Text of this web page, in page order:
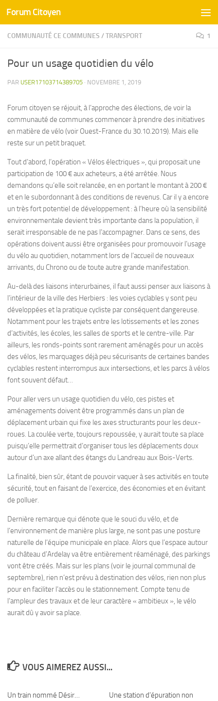
Skip to content
Forum Citoyen
COMMUNAUTÉ CE COMMUNES /TRANSPORT 1
Pour un usage quotidien du vélo
PAR USER17103714389705 · NOVEMBRE 1, 2019
Forum citoyen se réjouit, à l’approche des élections, de voir la
communauté de communes commencer à prendre des initiatives
en matière de vélo (voir Ouest-France du 30.10.2019). Mais elle
reste sur un petit braquet.
Tout d’abord, l’opération « Vélos électriques », qui proposait une
participation de 100 € aux acheteurs, a été arrêtée. Nous
demandons qu’elle soit relancée, en en portant le montant à 200 €
et en le subordonnant à des conditions de revenus. Car il y a encore
un très fort potentiel de développement : à l’heure où la sensibilité
environnementale devient très importante dans la population, il
serait irresponsable de ne pas l’accompagner. Dans ce sens, des
opérations doivent aussi être organisées pour promouvoir l’usage
du vélo au quotidien, notamment lors de l’accueil de nouveaux
arrivants, du Chrono ou de toute autre grande manifestation.
Au-delà des liaisons interurbaines, il faut aussi penser aux liaisons à
l’intérieur de la ville des Herbiers : les voies cyclables y sont peu
développées et la pratique cycliste par conséquent dangereuse.
Notamment pour les trajets entre les lotissements et les zones
d’activités, les écoles, les salles de sports et le centre-ville. Par
ailleurs, les ronds-points sont rarement aménagés pour un accès
des vélos, les marquages déjà peu sécurisants de certaines bandes
cyclables restent interrompus aux intersections, et les parcs à vélos
font souvent défaut…
Pour aller vers un usage quotidien du vélo, ces pistes et
aménagements doivent être programmés dans un plan de
déplacement urbain qui fixe les axes structurants pour les deux-
roues. La coulée verte, toujours repoussée, y aurait toute sa place
puisqu’elle permettrait d’organiser tous les déplacements doux
autour d’un axe allant des étangs du Landreau aux Bois-Verts.
La finalité, bien sûr, étant de pouvoir vaquer à ses activités en toute
sécurité, tout en faisant de l’exercice, des économies et en évitant
de polluer.
Dernière remarque qui dénote que le souci du vélo, et de
l’environnement de manière plus large, ne sont pas une posture
naturelle de l’équipe municipale en place. Alors que l’espace autour
du château d’Ardelay va être entièrement réaménagé, des parkings
vont être créés. Mais sur les plans (voir le journal communal de
septembre), rien n’est prévu à destination des vélos, rien non plus
pour en faciliter l’accès ou le stationnement. Compte tenu de
l’ampleur des travaux et de leur caractère « ambitieux », le vélo
aurait dû y avoir sa place.
VOUS AIMEREZ AUSSI...
Un train nommé Désir…
Une station d’épuration non